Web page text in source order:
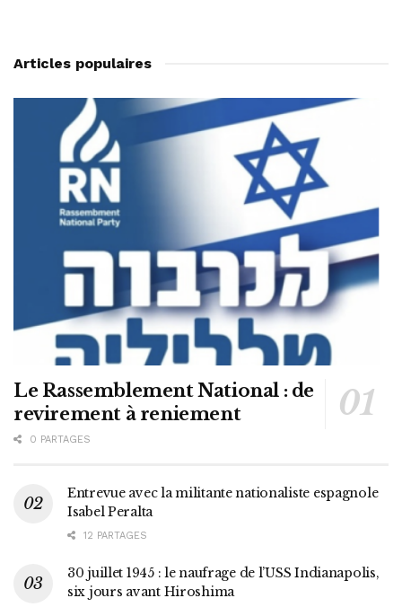
Articles populaires
Le Rassemblement National : de
revirement à reniement
0 PARTAGES
Entrevue avec la militante nationaliste espagnole
Isabel Peralta
12 PARTAGES
30 juillet 1945 : le naufrage de l’USS Indianapolis,
six jours avant Hiroshima